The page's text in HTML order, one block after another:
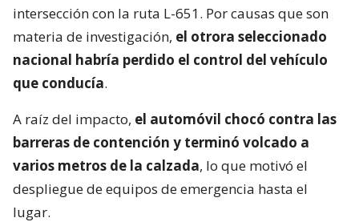
intersección con la ruta L-651. Por causas que son
materia de investigación, el otrora seleccionado
nacional habría perdido el control del vehículo
que conducía.
A raíz del impacto, el automóvil chocó contra las
barreras de contención y terminó volcado a
varios metros de la calzada, lo que motivó el
despliegue de equipos de emergencia hasta el
lugar.